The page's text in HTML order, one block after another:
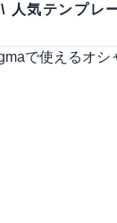
\ 人気テンプレ